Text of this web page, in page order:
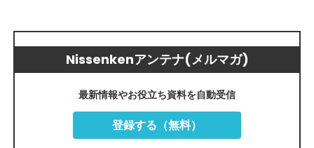
Nissenkenアンテナ(メルマガ)
最新情報やお役立ち資料を自動受信
登録する（無料）